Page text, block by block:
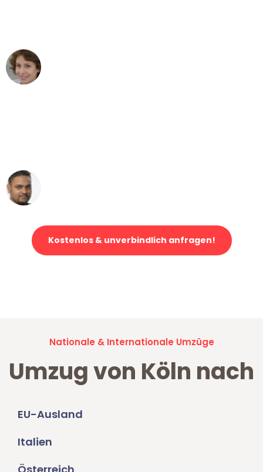
Kostenlos & unverbindlich anfragen!
Nationale & Internationale Umzüge
Umzug von Köln nach
EU-Ausland
Italien